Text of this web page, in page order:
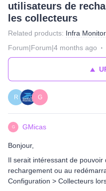
utilisateurs de
les collecteurs
Related products: Infra
Forum|Forum|4 months ago
R G
G GMicas
Bonjour,
Il serait intéressant de pouvoir
rechargement ou au
Configuration > Collecteurs